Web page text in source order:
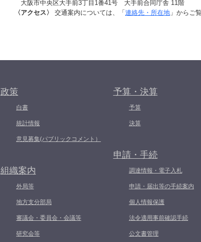
大阪市中央区大手前3丁目1番41号 大手前合同庁舎 11階
〈アクセス〉 交通案内については、「連絡先・所在地 」からご
政策
白書
統計情報
意見募集(パブリックコメント）
組織案内
外局等
地方支分部局
審議会・委員会・会議等
研究会等
予算・決算
予算
決算
申請・手続
調達情報・電子入札
申請・届出等の手続案内
個人情報保護
法令適用事前確認手続
公文書管理